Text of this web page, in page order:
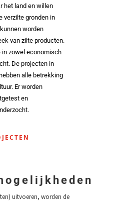
het land en willen
verzilte gronden in
worden
van zilte producten.
in zowel economisch
De projecten in
alle betrekking
Er worden
en
uitvoeren, worden de